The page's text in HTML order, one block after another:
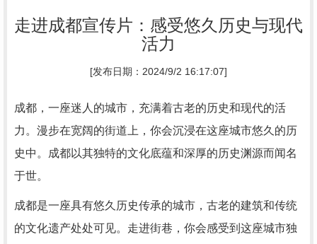
走进成都宣传片：感受悠久历史与现代
活力
[发布日期：2024/9/2 16:17:07]
成都，一座迷人的城市，充满着古老的历史和现代的活
力。漫步在宽阔的街道上，你会沉浸在这座城市悠久的历
史中。成都以其独特的文化底蕴和深厚的历史渊源而闻名
于世。
成都是一座具有悠久历史传承的城市，古老的建筑和传统
的文化遗产处处可见。走进街巷，你会感受到这座城市独